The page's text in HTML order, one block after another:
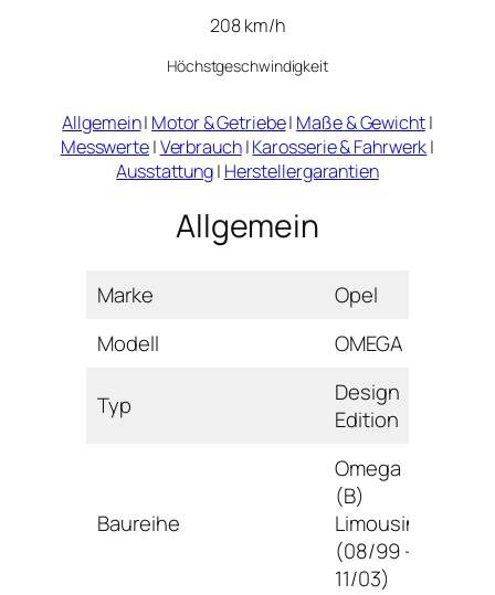
208 km/h
Höchstgeschwindigkeit
Allgemein| Motor & Getriebe| Maße & Gewicht|
Messwerte|Verbrauch|Karosserie & Fahrwerk|
Ausstattung| Herstellergarantien
Allgemein
Marke
Opel
Modell
OMEGA
Typ
Design
Edition
Baureihe
Omega
(B)
Limousine
(08/99 –
11/03)